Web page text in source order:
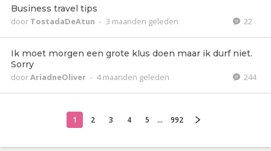
Business travel tips
door TostadaDeAtun - 3 maanden geleden 22
Ik moet morgen een grote klus doen maar ik durf niet.
Sorry
doorAriadneOliver - 4 maanden geleden 244
1 2 3 4 5 ... 992